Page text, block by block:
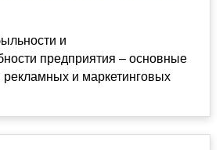
и
предприятия – основные
и маркетинговых